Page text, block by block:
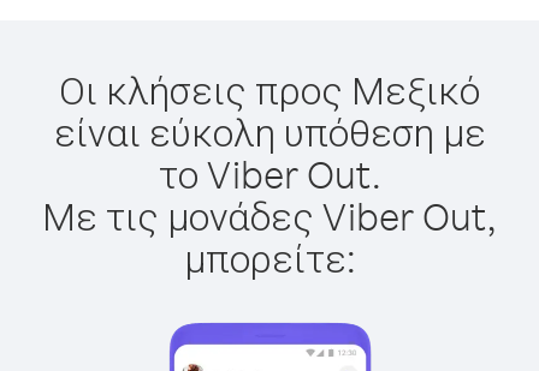
Οι κλήσεις προς Μεξικό
είναι εύκολη υπόθεση με
το Viber Out.
Με τις μονάδες Viber Out,
μπορείτε: